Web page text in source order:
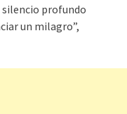
profundo
un milagro”,